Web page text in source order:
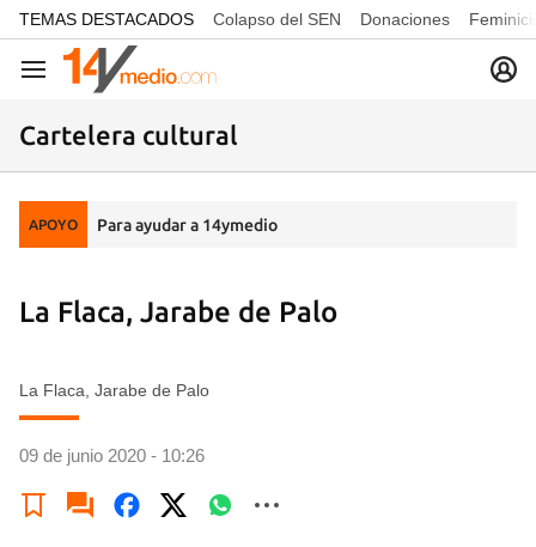
common.go-to-content
TEMAS DESTACADOS Colapso del SEN Donaciones
Navegación
Cartelera cultural
APOYO Para ayudar a 14ymedio
La Flaca, Jarabe de Palo
La Flaca, Jarabe de Palo
09 de junio 2020 - 10:26